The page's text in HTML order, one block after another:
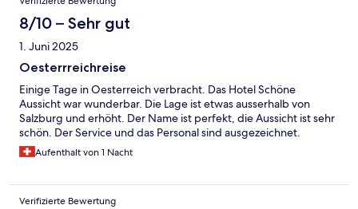
8/10 – Sehr gut
1. Juni 2025
Oesterrreichreise
Einige Tage in Oesterreich verbracht. Das Hotel Schöne
Aussicht war wunderbar. Die Lage ist etwas ausserhalb von
Salzburg und erhöht. Der Name ist perfekt, die Aussicht ist sehr
schön. Der Service und das Personal sind ausgezeichnet.
Aufenthalt von 1 Nacht
Verifizierte Bewertung